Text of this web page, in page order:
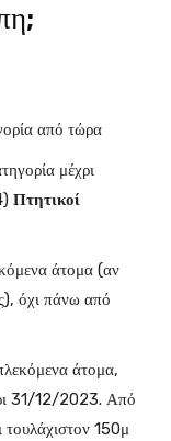
από τώρα
μέχρι
Πτητικοί
άτομα (αν
όχι πάνω από
άτομα,
31/12/2023. Από
150μ